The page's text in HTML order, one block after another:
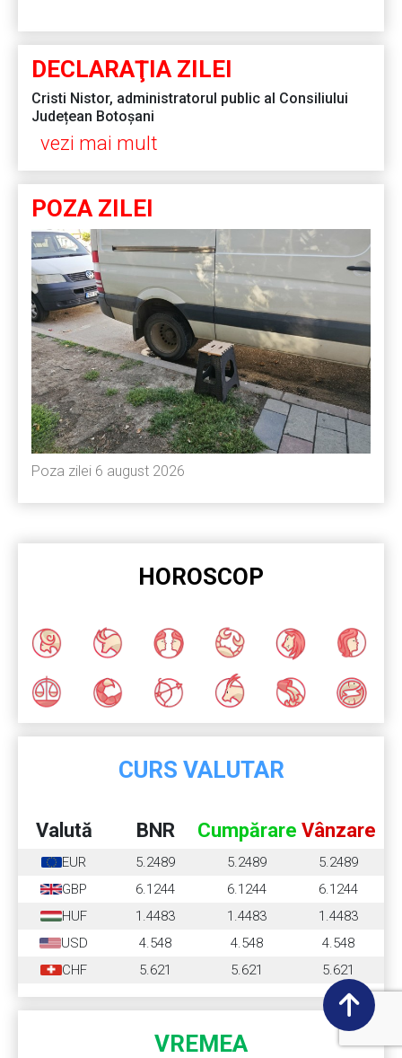
DECLARAŢIA ZILEI
Cristi Nistor, administratorul public al Consiliului
Județean Botoșani
vezi mai mult
POZA ZILEI
Poza zilei 6 august 2026
HOROSCOP
CURS VALUTAR
Valută BNR Cumpărare Vânzare
EUR 5.2489 5.2489
5.2489
GBP
6.1244 6.1244
6.1244
HUF
1.4483 1.4483
1.4483
USD
4.548 4.548
4.548
CHF
5.621 5.621 5.621
VREMEA